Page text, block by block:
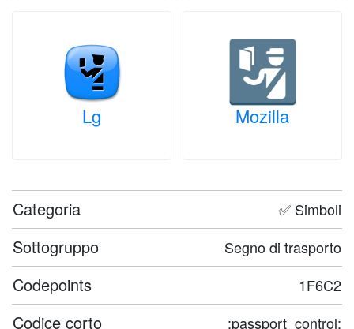
Lg Mozilla
Categoria ✅ Simboli
Sottogruppo Segno di trasporto
Codepoints 1F6C2
Codice corto :passport_control: